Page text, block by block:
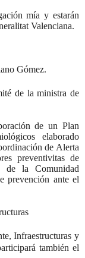
mía y estarán
Valenciana.
Gómez.
de la ministra de
de un Plan
elaborado
de Alerta
preventivitas de
de la Comunidad
prevención ante el
Infraestructuras y
también el